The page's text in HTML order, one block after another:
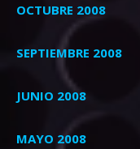
OCTUBRE 2008
SEPTIEMBRE 2008
JUNIO 2008
MAYO 2008